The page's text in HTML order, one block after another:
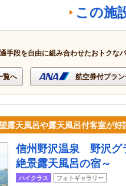
この施
手段を自由に組み合わせたおトクな
覧へ 航空券付プラ
露天風呂や露天風呂付客室が好
信州野沢温泉 野沢
絶景露天風呂の宿～
ハイクラス フォトギャラリー